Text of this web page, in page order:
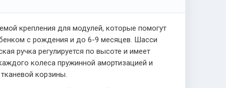
крепления для модулей, которые помогут
с рождения и до 6-9 месяцев. Шасси
ручка регулируется по высоте и имеет
колеса пружинной амортизацией и
корзины.